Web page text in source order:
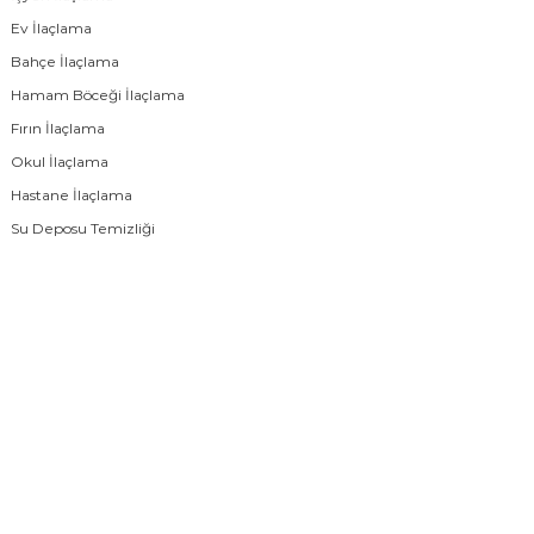
Ev İlaçlama
Bahçe İlaçlama
Hamam Böceği İlaçlama
Fırın İlaçlama
Okul İlaçlama
Hastane İlaçlama
Su Deposu Temizliği